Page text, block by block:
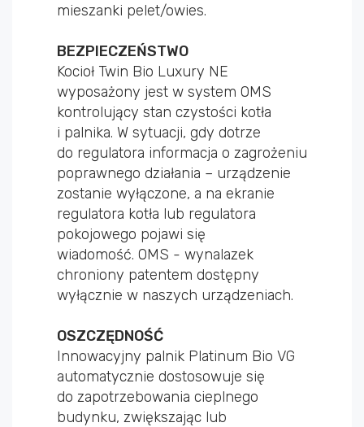
mieszanki pelet/owies.
BEZPIECZEŃSTWO
Kocioł Twin Bio Luxury NE
wyposażony jest w system OMS
kontrolujący stan czystości kotła
i palnika. W sytuacji, gdy dotrze
do regulatora informacja o zagrożeniu
poprawnego działania – urządzenie
zostanie wyłączone, a na ekranie
regulatora kotła lub regulatora
pokojowego pojawi się
wiadomość. OMS - wynalazek
chroniony patentem dostępny
wyłącznie w naszych urządzeniach.
OSZCZĘDNOŚĆ
Innowacyjny palnik Platinum Bio VG
automatycznie dostosowuje się
do zapotrzebowania cieplnego
budynku, zwiększając lub